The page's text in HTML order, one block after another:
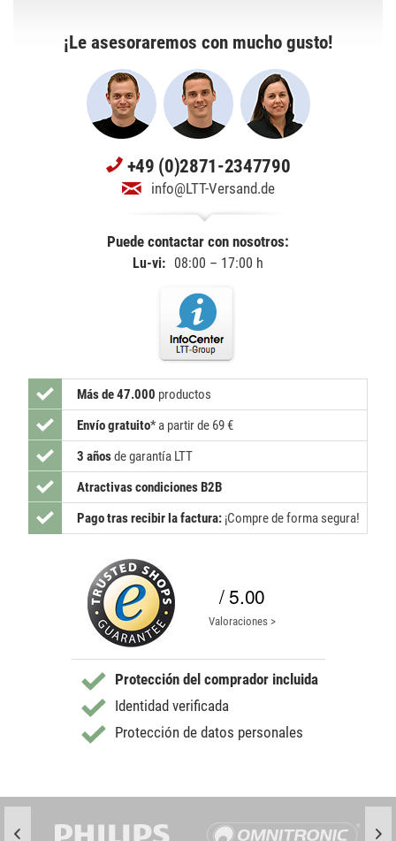
¡Le asesoraremos con mucho gusto!
+49 (0)2871-2347790
info@LTT-Versand.de
Puede contactar con nosotros:
Lu-vi: 08:00 – 17:00 h
Más de 47.000 productos
Envío gratuito* a partir de 69 €
3 añosde garantía LTT
Atractivas condiciones B2B
Pago tras recibir la factura: ¡Compre de forma segura!
/ 5.00
Valoraciones >
Protección del comprador incluida
Identidad verificada
Protección de datos personales